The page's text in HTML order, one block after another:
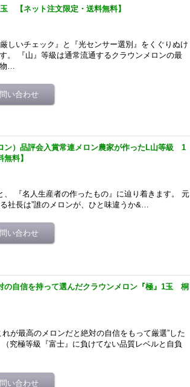
【ネット注文限定・送料無料】
しいチェック』と『光センサー選別』をくぐりぬけ
。 『山』等級は通常流通するクラウンメロンの最
物…
）品評会入賞常連メロン農家が作ったL山等級 1
料】
、 『名人生産者の作ったもの』に辿り着きます。 元
社長は”誰のメロンが、ひと味違うか&…
の自信を持って選んだクラウンメロン『極』1玉 桐
が最高のメロンだと絶対の自信をもって厳選”した
究極等級『富士』に負けてない品質レベルと自負